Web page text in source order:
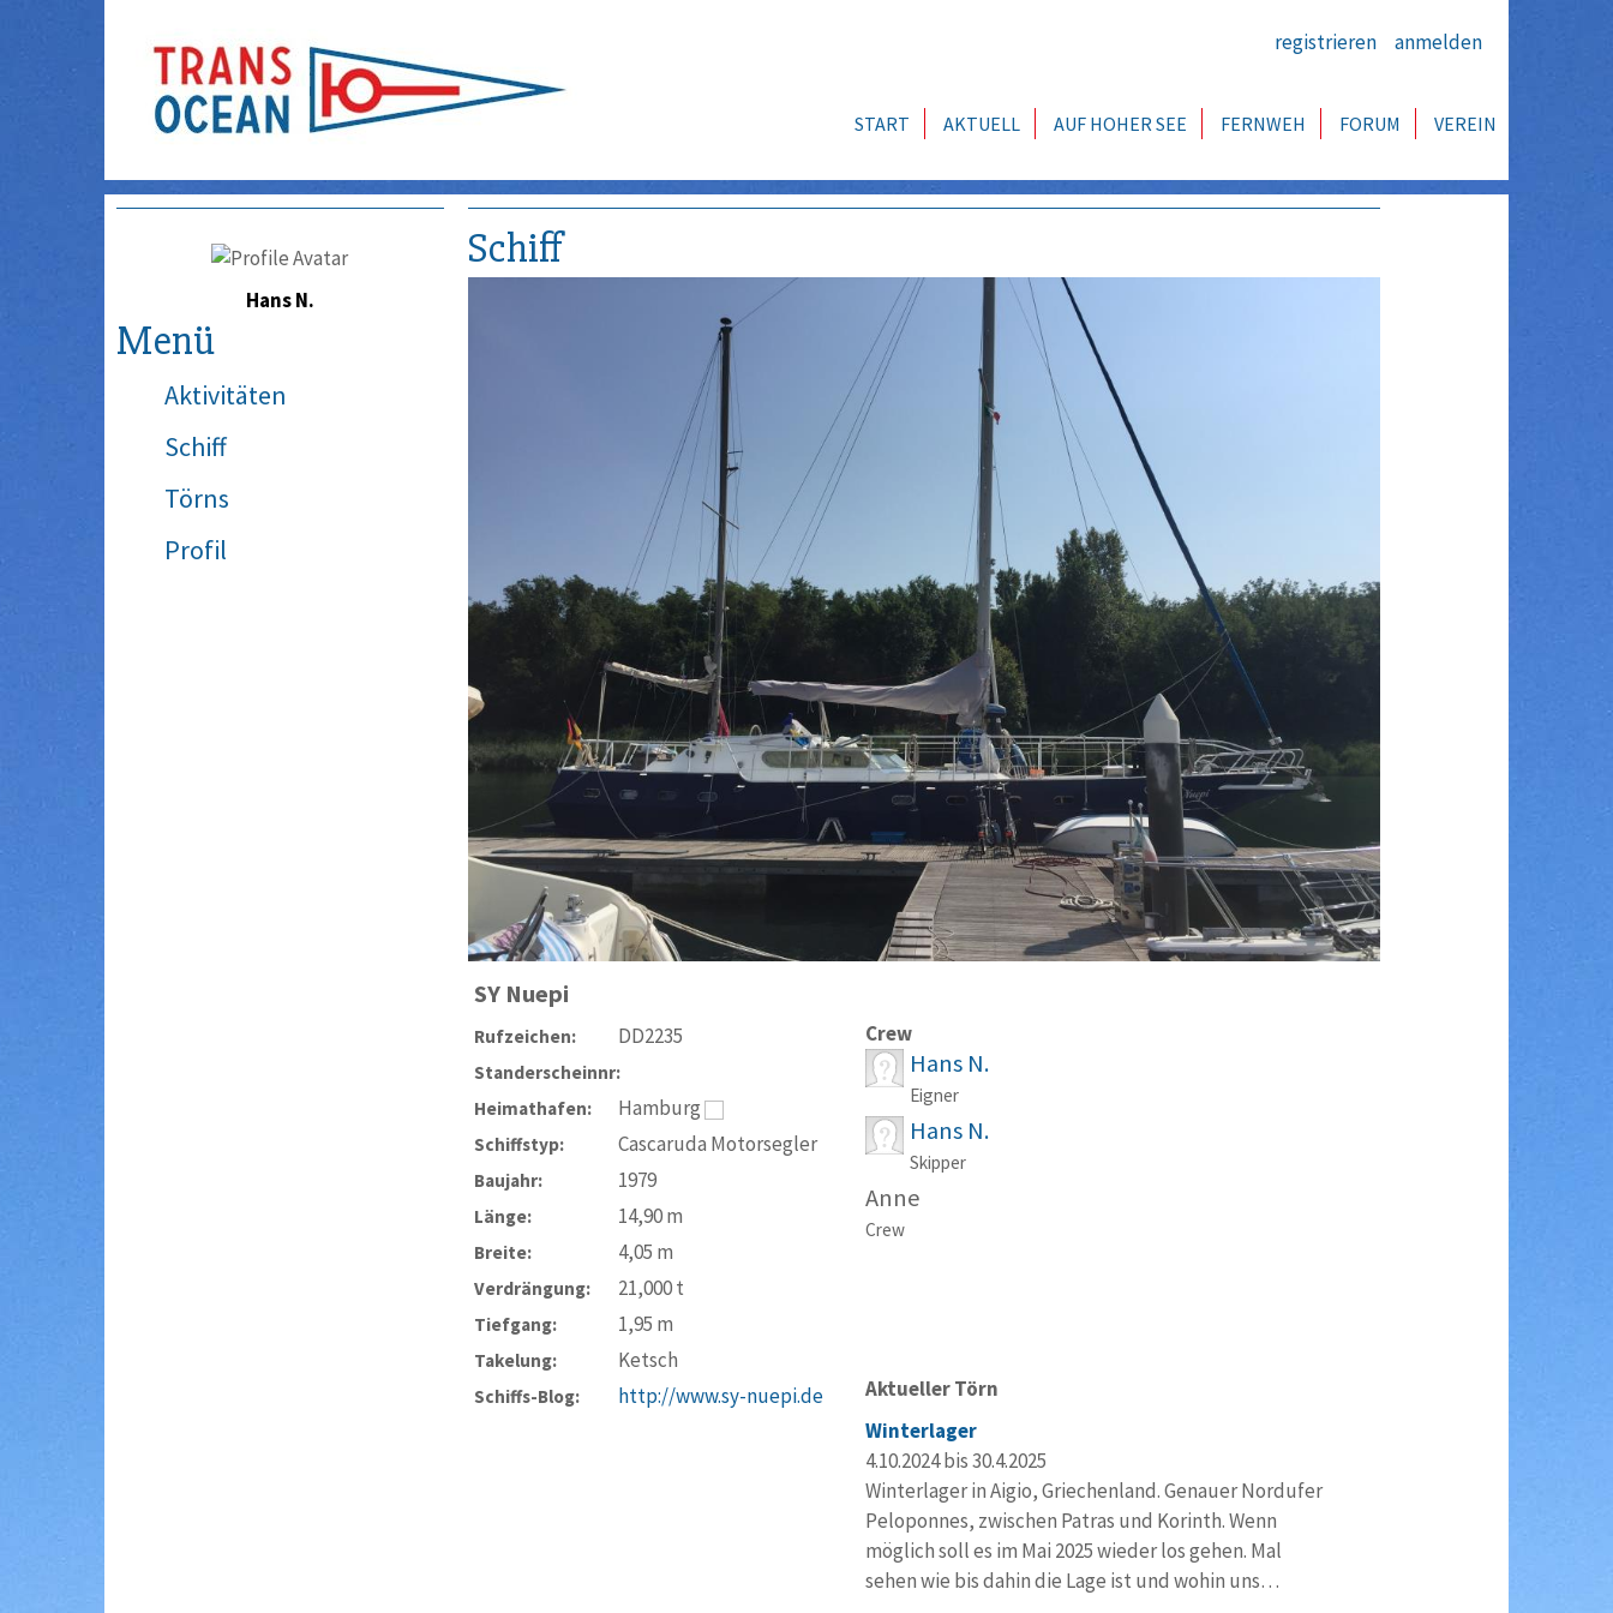
registrieren anmelden
START AKTUELL AUF HOHER SEE FERNWEH FORUM VEREIN
Hans N.
Menü
Aktivitäten
Schiff
Törns
Profil
Schiff
SY Nuepi
Rufzeichen: DD2235
Standerscheinnr:
Heimathafen:
Hamburg
Schiffstyp: Cascaruda Motorsegler
Baujahr: 1979
Länge: 14,90m
Breite: 4,05 m
Verdrängung: 21,000t
Tiefgang: 1,95 m
Takelung: Ketsch
Schiffs-Blog: http://www.sy-nuepi.de
Crew
Hans N.
Eigner
Hans N.
Skipper
Anne
Crew
Aktueller Törn
Winterlager
4.10.2024 bis 30.4.2025
Winterlager in Aigio, Griechenland. Genauer Nordufer
Peloponnes, zwischen Patras und Korinth. Wenn
möglich soll es im Mai 2025 wieder los gehen. Mal
sehen wie bis dahin die Lage ist und wohin uns…